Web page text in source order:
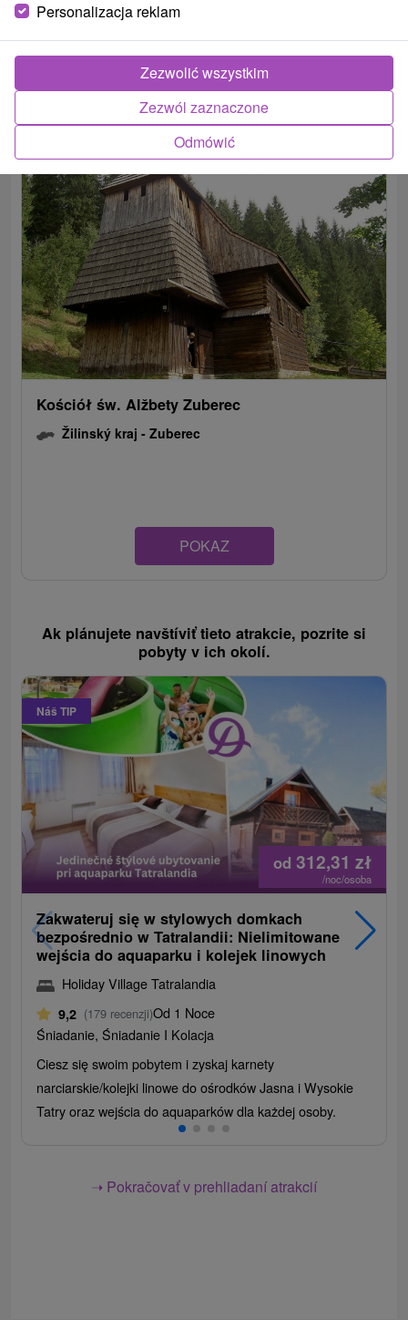
Žilinský kraj -Zuberec
POKAZ
Kościół św. Alžbety Zuberec
Žilinský kraj -Zuberec
POKAZ
Ak plánujete navštíviť tieto atrakcie, pozrite si
pobyty v ich okolí.
Náš TIP
od 312,31zł
/noc/osoba
Zakwateruj się w stylowych domkach
bezpośrednio w Tatralandii: Nielimitowane
wejścia do aquaparku i kolejek linowych
Holiday Village Tatralandia
9,2 (179 recenzji)Od 1 Noce
Śniadanie, Śniadanie I Kolacja
Ciesz się swoim pobytem i zyskaj karnety
narciarskie/kolejki linowe do ośrodków Jasna i Wysokie
Tatry oraz wejścia do aquaparków dla każdej osoby.
➝ Pokračovať v prehliadaní atrakcií
Personalizacja reklam
Odmówić
Zezwól zaznaczone
Zezwolić wszystkim